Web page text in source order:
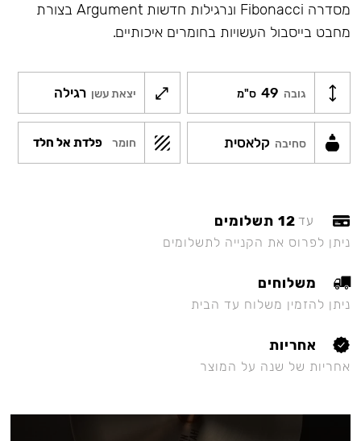
מסדרה Fibonacci ונרגילות חדשות Argument בצורת
מחבט בייסבול העשויות בחומרים איכותיים.
גובה 49 ס"מ יצאת עשן רגילה
סחיבה קלאסית חומר פלדת אל חלד
עד 12 תשלומים
ניתן לפרוס את הקנייה לתשלומים
משלוחים
ניתן להזמין משלוח עד הבית
אחריות
אחריות של שנה על המוצר